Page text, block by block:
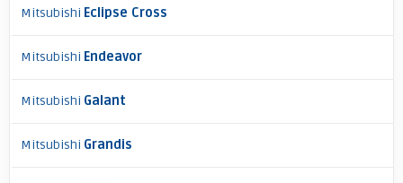
Mitsubishi Eclipse Cross
Mitsubishi Endeavor
Mitsubishi Galant
Mitsubishi Grandis